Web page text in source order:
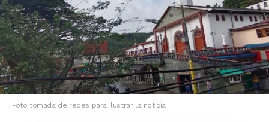
Foto tomada de redes para ilustrar la noticia